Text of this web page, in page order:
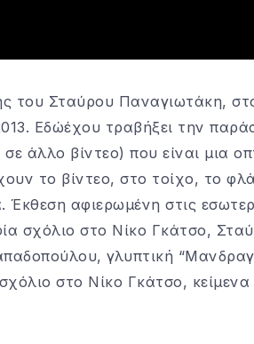
του Σταύρου Παναγιωτάκη,
Εδώέχου τραβήξει την
άλλο βίντεο) που είναι μια
το βίντεο, στο τοίχο, το
αφιερωμένη στις
σχόλιο στο Νίκο Γκάτσο,
γλυπτική
στο Νίκο Γκάτσο,